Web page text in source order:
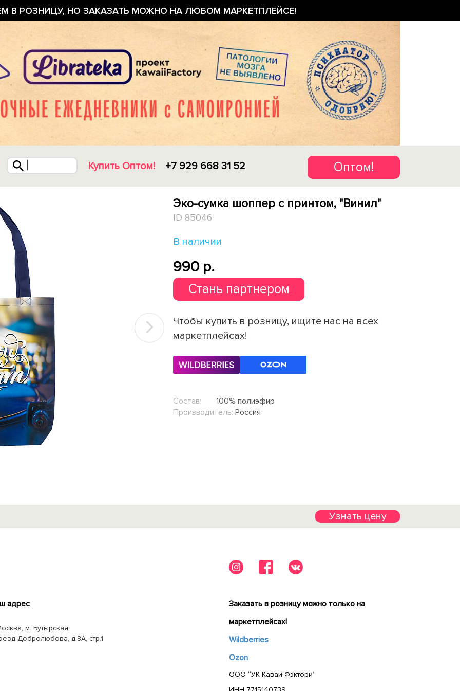
В РОЗНИЦУ, НО ЗАКАЗАТЬ МОЖНО НА ЛЮБОМ МАРКЕТПЛЕЙСЕ!
Купить Оптом! +7 929 668 31 52 Оптом!
Эко-сумка шоппер с принтом, "Винил"
ID 85046
В наличии
990 p.
Стань партнером
Чтобы купить в розницу, ищите нас на всех
маркетплейсах!
Состав:
100% полиэфир
Производитель: Россия
Узнать цену
адрес
м. Бутырская,
Добролюбова, д.8А, стр.1
Заказать в розницу можно только на
маркетплейсах!
Wildberries
Ozon
ООО “УК Каваи Фэктори”